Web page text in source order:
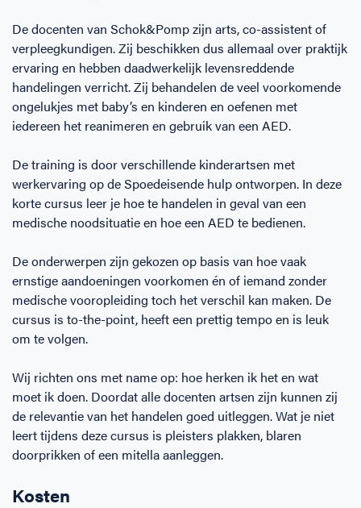
De docenten van Schok&Pomp zijn arts, co-assistent of
verpleegkundigen. Zij beschikken dus allemaal over praktijk
ervaring en hebben daadwerkelijk levensreddende
handelingen verricht. Zij behandelen de veel voorkomende
ongelukjes met baby’s en kinderen en oefenen met
iedereen het reanimeren en gebruik van een AED.
De training is door verschillende kinderartsen met
werkervaring op de Spoedeisende hulp ontworpen. In deze
korte cursus leer je hoe te handelen in geval van een
medische noodsituatie en hoe een AED te bedienen.
De onderwerpen zijn gekozen op basis van hoe vaak
ernstige aandoeningen voorkomen én of iemand zonder
medische vooropleiding toch het verschil kan maken. De
cursus is to-the-point, heeft een prettig tempo en is leuk
om te volgen.
Wij richten ons met name op: hoe herken ik het en wat
moet ik doen. Doordat alle docenten artsen zijn kunnen zij
de relevantie van het handelen goed uitleggen. Wat je niet
leert tijdens deze cursus is pleisters plakken, blaren
doorprikken of een mitella aanleggen.
Kosten